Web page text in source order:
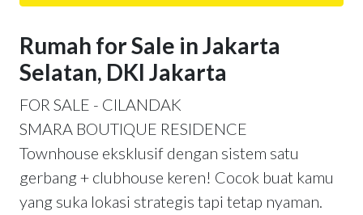
Rumah for Sale in Jakarta
Selatan, DKI Jakarta
FOR SALE - CILANDAK
SMARA BOUTIQUE RESIDENCE
Townhouse eksklusif dengan sistem satu
gerbang + clubhouse keren! Cocok buat kamu
yang suka lokasi strategis tapi tetap nyaman.